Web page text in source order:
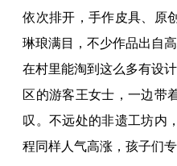
依次排开，手作皮具、原
琳琅满目，不少作品出自
在村里能淘到这么多有设
区的游客王女士，一边带
叹。不远处的非遗工坊内
程同样人气高涨，孩子们